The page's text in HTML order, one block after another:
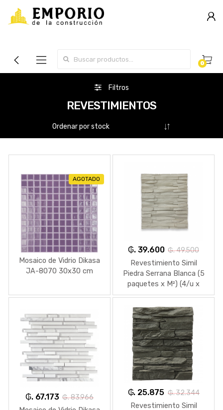
Search for:
0
Filtros
REVESTIMIENTOS
AGOTADO
Mosaico de Vidrio Dikasa
JA-8070 30x30 cm
₲. 39.600 ₲. 49.500
Revestimiento Simil
Piedra Serrana Blanca (5
paquetes x M²) (4/u x
paquete)
₲. 67.173 ₲. 83.966
₲. 25.875 ₲. 32.344
Revestimiento Simil